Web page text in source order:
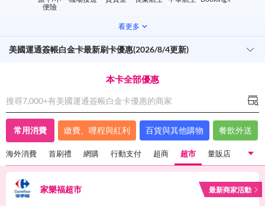
便險
看更多
美國運通簽帳白金卡最新刷卡優惠(2026/8/4更新)
本卡全部優惠
搜尋7,000+有美國運通簽帳白金卡優惠的商家
常用消費 繳費、哩程與紅利 百貨與其他購物 餐飲外送
國內一般消費 行動支付
超商
海外消費 首刷禮 網購 行動支付 超商 超市 量販店
家樂福超市 最新商家活動